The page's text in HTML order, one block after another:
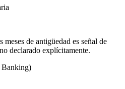
de antigüedad es señal de
declarado explícitamente.
Banking)